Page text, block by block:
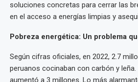
soluciones concretas para cerrar las
en el acceso a energías limpias y
Pobreza energética: Un problema
Según cifras oficiales, en 2022, 2.7
peruanos cocinaban con carbón y